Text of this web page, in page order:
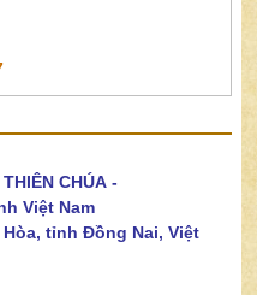
CHÚA -
Việt Nam
Hòa, tỉnh Đồng Nai, Việt